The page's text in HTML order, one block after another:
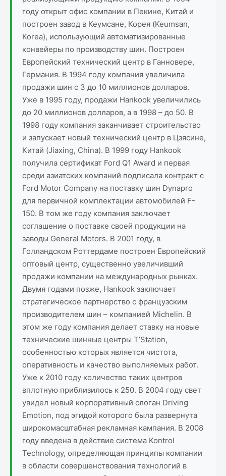
году открыт офис компании в Пекине, Китай и
построен завод в Кеумсане, Корея (Keumsan,
Korea), использующий автоматизированные
конвейеры по производству шин. Построен
Европейский технический центр в Ганновере,
Германия. В 1994 году компания увеличила
продажи шин с 3 до 10 миллионов долларов.
Уже в 1995 году, продажи Hankook увеличились
до 20 миллионов долларов, а в 1998 – до 50. В
1998 году компания заканчивает строительство
и запускает новый технический центр в Цзясине,
Китай (Jiaxing, China). В 1999 году Hankook
получила сертификат Ford Q1 Award и первая
среди азиатских компаний подписала контракт с
Ford Motor Company на поставку шин Dynapro
для первичной комплектации автомобилей F-
150. В том же году компания заключает
соглашение о поставке своей продукции на
заводы General Motors. В 2001 году, в
Голландском Роттердаме построен Европейский
оптовый центр, существенно увеличивший
продажи компании на международных рынках.
Двумя годами позже, Hankook заключает
стратегическое партнерство с французским
производителем шин – компанией Michelin. В
этом же году компания делает ставку на новые
технические шинные центры T’Station,
особенностью которых является чистота,
оперативность и качество выполняемых работ.
Уже к 2010 году количество таких центров
вплотную приблизилось к 250. В 2004 году свет
увидел новый корпоративный слоган Driving
Emotion, под эгидой которого была развернута
широкомасштабная рекламная кампания. В 2008
году введена в действие система Kontrol
Technology, определяющая принципы компании
в области совершенствования технологий в